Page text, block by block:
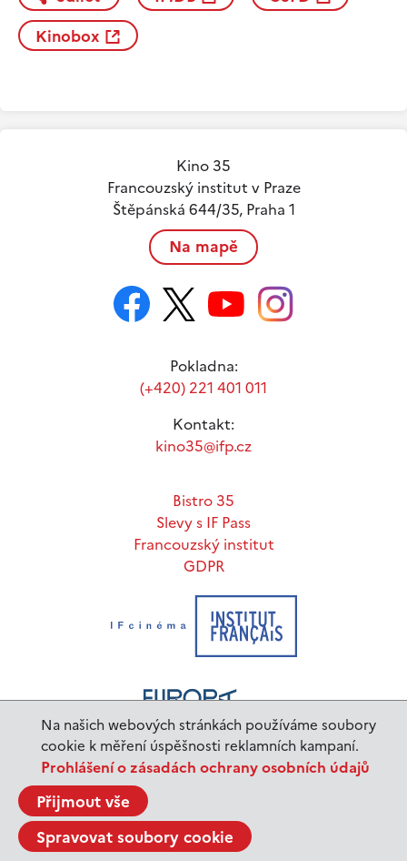
Na našich webových stránkách používáme soubory
cookie k měření úspěšnosti reklamních kampaní.
Prohlášení o zásadách ochrany osobních údajů
Přijmout vše
Spravovat soubory cookie
Kinobox
Kino 35
Francouzský institut v Praze
Štěpánská 644/35, Praha 1
Na mapě
Pokladna:
(+420) 221 401 011
Kontakt:
kino35@ifp.cz
Bistro 35
Slevy s IF Pass
Francouzský institut
GDPR
© 2023 Institut français de Prague |
code:BurnITdesign:Tajpej Design